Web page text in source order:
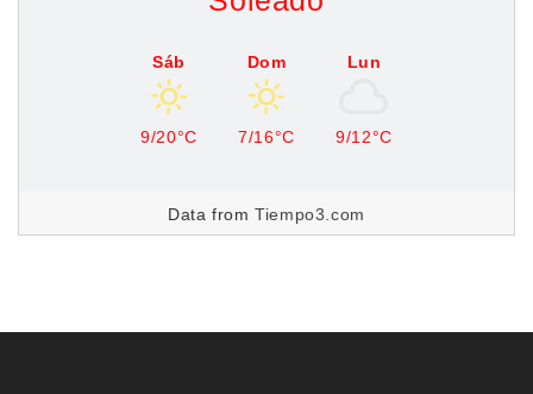
Sáb
9/20°C
Dom
7/16°C
Lun
9/12°C
Data fromTiempo3.com